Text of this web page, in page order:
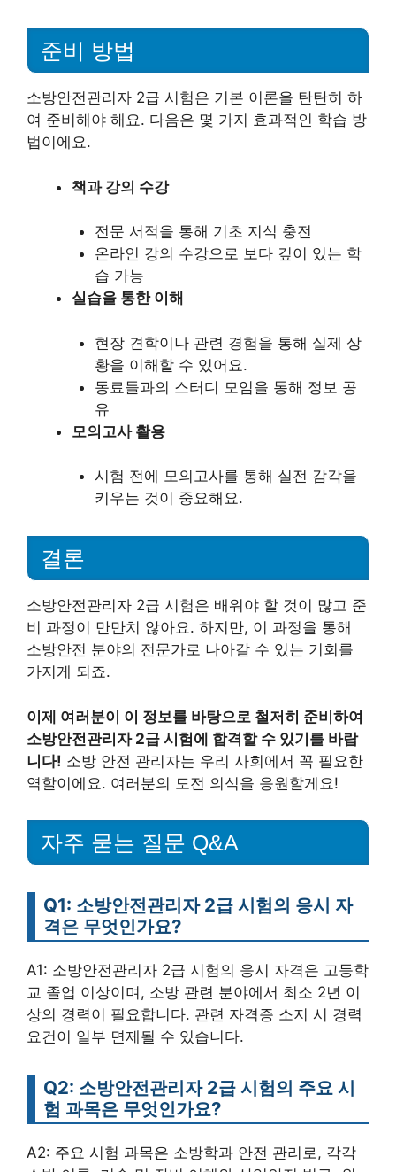
준비 방법
소방안전관리자 2급 시험은 기본 이론을 탄탄히 하
여 준비해야 해요. 다음은 몇 가지 효과적인 학습 방
법이에요.
책과 강의 수강
전문 서적을 통해 기초 지식 충전
온라인 강의 수강으로 보다 깊이 있는 학
습 가능
실습을 통한 이해
현장 견학이나 관련 경험을 통해 실제 상
황을 이해할 수 있어요.
동료들과의 스터디 모임을 통해 정보 공
유
모의고사 활용
시험 전에 모의고사를 통해 실전 감각을
키우는 것이 중요해요.
결론
소방안전관리자 2급 시험은 배워야 할 것이 많고 준
비 과정이 만만치 않아요. 하지만, 이 과정을 통해
소방안전 분야의 전문가로 나아갈 수 있는 기회를
가지게 되죠.
이제 여러분이 이 정보를 바탕으로 철저히 준비하여
소방안전관리자 2급 시험에 합격할 수 있기를 바랍
니다! 소방 안전 관리자는 우리 사회에서 꼭 필요한
역할이에요. 여러분의 도전 의식을 응원할게요!
자주 묻는 질문 Q&A
Q1: 소방안전관리자 2급 시험의 응시 자
격은 무엇인가요?
A1: 소방안전관리자 2급 시험의 응시 자격은 고등학
교 졸업 이상이며, 소방 관련 분야에서 최소 2년 이
상의 경력이 필요합니다. 관련 자격증 소지 시 경력
요건이 일부 면제될 수 있습니다.
Q2: 소방안전관리자 2급 시험의 주요 시
험 과목은 무엇인가요?
A2: 주요 시험 과목은 소방학과 안전 관리로, 각각